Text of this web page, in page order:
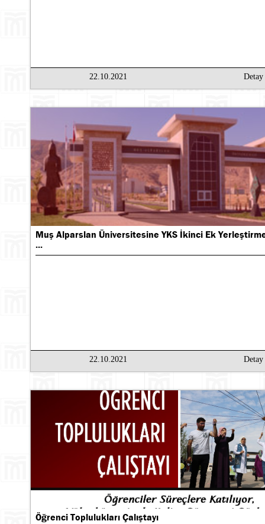
22.10.2021
Muş Alparslan Üniversitesine YKS İkinci Ek
...
22.10.2021
Öğrenci Toplulukları Çalıştayı